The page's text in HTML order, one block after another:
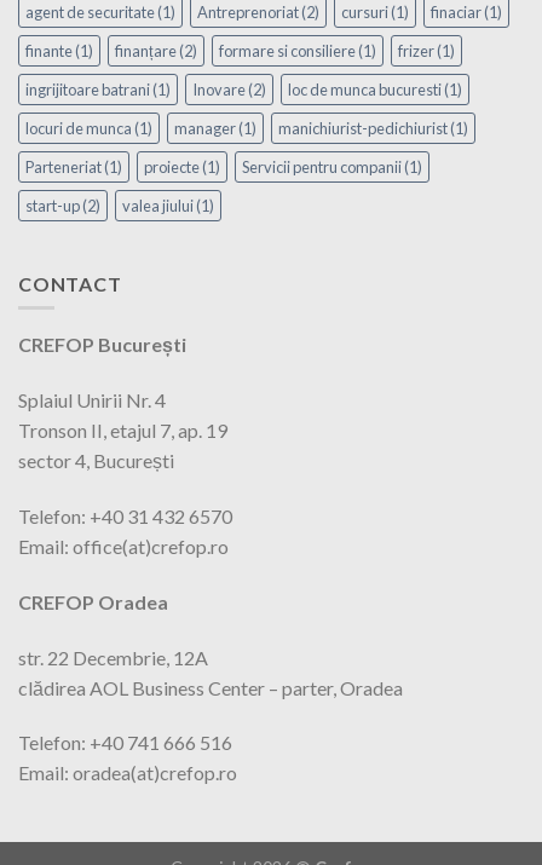
agent de securitate(1) Antreprenoriat(2) cursuri(1) finaciar(1)
finante(1) finanțare(2) formare si consiliere(1) frizer(1)
ingrijitoare batrani(1) Inovare(2) loc de munca bucuresti(1)
locuri de munca (1) manager(1) manichiurist-pedichiurist(1)
Parteneriat(1) proiecte(1) Servicii pentru companii(1)
start-up(2) valea jiului(1)
CONTACT
CREFOP București
Splaiul Unirii Nr. 4
Tronson II, etajul 7, ap. 19
sector 4, București
Telefon: +40 31 432 6570
Email: office(at)crefop.ro
CREFOP Oradea
str. 22 Decembrie, 12A
clădirea AOL Business Center – parter, Oradea
Telefon: +40 741 666 516
Email: oradea(at)crefop.ro